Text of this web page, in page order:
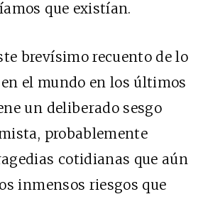
que existían.
brevísimo recuento de lo
el mundo en los últimos
un deliberado sesgo
probablemente
cotidianas que aún
inmensos riesgos que